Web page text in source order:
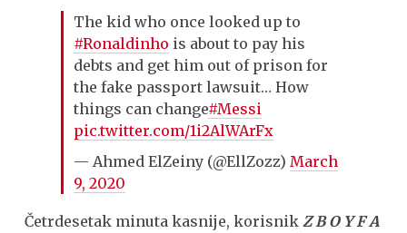
The kid who once looked up to
#Ronaldinho is about to pay his
debts and get him out of prison for
the fake passport lawsuit… How
things can change#Messi
pic.twitter.com/1i2AlWArFx
— Ahmed ElZeiny (@EllZozz) March
9, 2020
Četrdesetak minuta kasnije, korisnikZ B O Y F A